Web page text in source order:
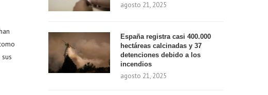
agosto 21, 2025
España registra casi 400.000
hectáreas calcinadas y 37
detenciones debido a los
incendios
agosto 21, 2025